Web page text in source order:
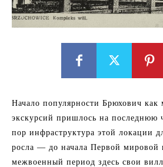
Начало популярности Брюхович как
экскурсий пришлось на последнюю
пор инфраструктура этой локации
росла — до начала Первой
межвоенный период здесь свои